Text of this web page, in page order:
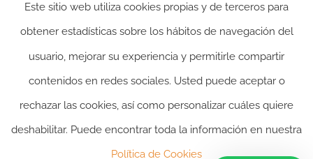
Inmobiliarias en Guipuzcoa - Gipuzkoa
de itasacion.com
Actualmente realizamos tasaciones
inmobiliarias en Guipuzcoa - Gipuzkoa y
Guipuzcoa - Gipuzkoa
Este sitio web utiliza cookies propias y de terceros para
obtener estadísticas sobre los hábitos de navegación del
usuario, mejorar su experiencia y permitirle compartir
contenidos en redes sociales. Usted puede aceptar o
rechazar las cookies, así como personalizar cuáles quiere
deshabilitar. Puede encontrar toda la información en nuestra
Política de Cookies